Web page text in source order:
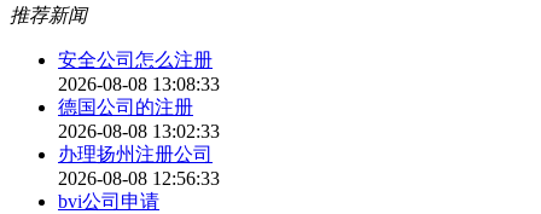
推荐新闻
安全公司怎么注册
2026-08-08 13:08:33
德国公司的注册
2026-08-08 13:02:33
办理扬州注册公司
2026-08-08 12:56:33
bvi公司申请